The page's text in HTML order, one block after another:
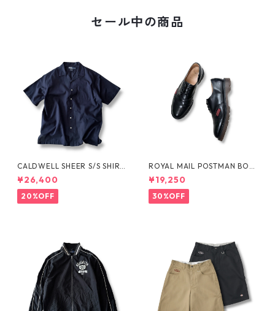
セール中の商品
CALDWELL SHEER S/S SHIRT
by Polo Ralph Lauren
¥26,400
20%OFF
ROYAL MAIL POSTMAN BOO
TS by Dr.MARTENS
¥19,250
30%OFF